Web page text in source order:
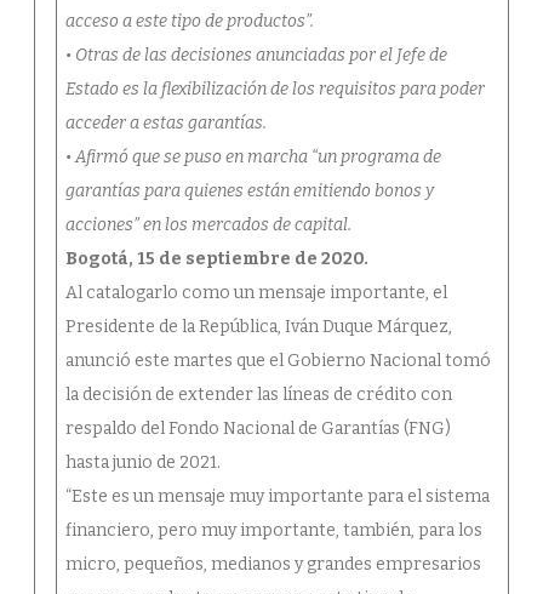
acceso a este tipo de productos”.
• Otras de las decisiones anunciadas por el Jefe de
Estado es la flexibilización de los requisitos para poder
acceder a estas garantías.
• Afirmó que se puso en marcha “un programa de
garantías para quienes están emitiendo bonos y
acciones” en los mercados de capital.
Bogotá, 15 de septiembre de 2020.
Al catalogarlo como un mensaje importante, el
Presidente de la República, Iván Duque Márquez,
anunció este martes que el Gobierno Nacional tomó
la decisión de extender las líneas de crédito con
respaldo del Fondo Nacional de Garantías (FNG)
hasta junio de 2021.
“Este es un mensaje muy importante para el sistema
financiero, pero muy importante, también, para los
micro, pequeños, medianos y grandes empresarios